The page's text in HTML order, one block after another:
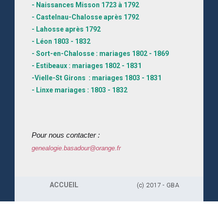
- Naissances Misson 1723 à 1792
- Castelnau-Chalosse après 1792
- Lahosse après 1792
- Léon 1803 - 1832
- Sort-en-Chalosse : mariages 1802 - 1869
- Estibeaux : mariages 1802 - 1831
-Vielle-St Girons : mariages 1803 - 1831
- Linxe mariages : 1803 - 1832
Pour nous contacter :
genealogie.basadour@orange.fr
ACCUEIL (c) 2017 - GBA